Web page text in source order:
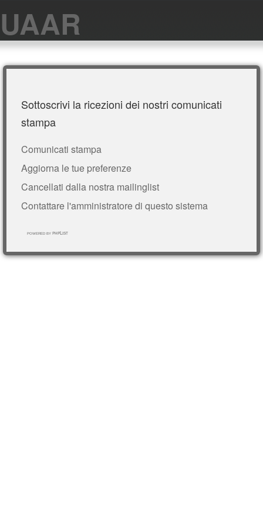
UAAR
Sottoscrivi la ricezioni dei nostri comunicati
stampa
Comunicati stampa
Aggiorna le tue preferenze
Cancellati dalla nostra mailinglist
Contattare l'amministratore di questo sistema
powered by phpList